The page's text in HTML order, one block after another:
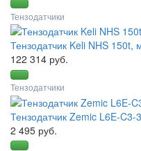
Тензодатчики
Тензодатчик Keli NHS
122 314 руб.
Тензодатчики
Тензодатчик Zemic L6E-
2 495 руб.